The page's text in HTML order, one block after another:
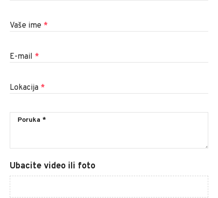
Vaše ime *
E-mail *
Lokacija *
Ubacite video ili foto